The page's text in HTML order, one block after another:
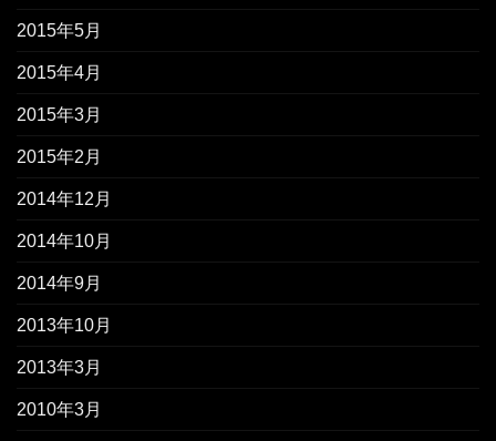
2015年5月
2015年4月
2015年3月
2015年2月
2014年12月
2014年10月
2014年9月
2013年10月
2013年3月
2010年3月